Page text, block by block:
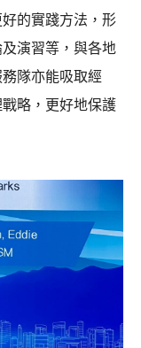
的實踐方法，形
演習等，與各地
隊亦能吸取經
略，更好地保護